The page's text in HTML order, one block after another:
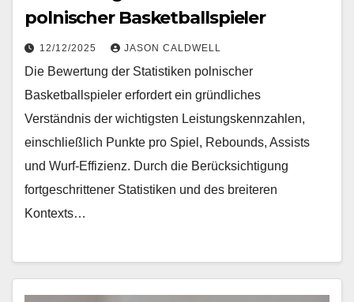
polnischer Basketballspieler
12/12/2025 JASON CALDWELL
Die Bewertung der Statistiken polnischer
Basketballspieler erfordert ein gründliches
Verständnis der wichtigsten Leistungskennzahlen,
einschließlich Punkte pro Spiel, Rebounds, Assists
und Wurf-Effizienz. Durch die Berücksichtigung
fortgeschrittener Statistiken und des breiteren
Kontexts…